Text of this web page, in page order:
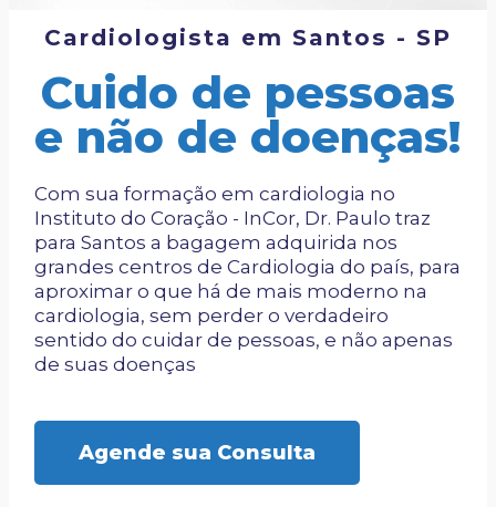
Cardiologista em Santos - SP
Cuido de pessoas
e não de doenças!
Com sua formação em cardiologia no
Instituto do Coração - InCor, Dr. Paulo traz
para Santos a bagagem adquirida nos
grandes centros de Cardiologia do país, para
aproximar o que há de mais moderno na
cardiologia, sem perder o verdadeiro
sentido do cuidar de pessoas, e não apenas
de suas doenças
Agende sua Consulta